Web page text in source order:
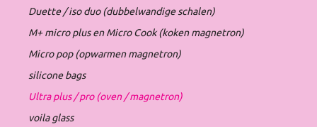
Duette / iso duo (dubbelwandige schalen)
M+ micro plus en Micro Cook (koken magnetron)
Micro pop (opwarmen magnetron)
silicone bags
Ultra plus / pro (oven / magnetron)
voila glass